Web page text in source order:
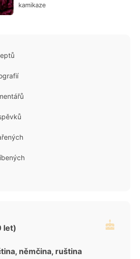
kamikaze
let)
němčina, ruština